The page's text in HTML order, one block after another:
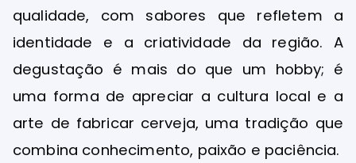
qualidade, com sabores que refletem a
identidade e a criatividade da região. A
degustação é mais do que um hobby; é
uma forma de apreciar a cultura local e a
arte de fabricar cerveja, uma tradição que
combina conhecimento, paixão e paciência.